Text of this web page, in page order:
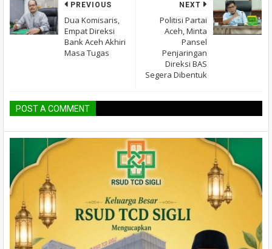
NEXT
Politisi Partai
Aceh, Minta
Pansel
Penjaringan
Direksi BAS
Segera Dibentuk
PREVIOUS
Dua Komisaris,
Empat Direksi
Bank Aceh Akhiri
Masa Tugas
POST A COMMENT